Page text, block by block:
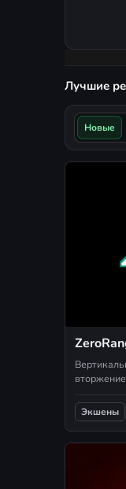
Лучшие
Новые
вторжение
Экшены